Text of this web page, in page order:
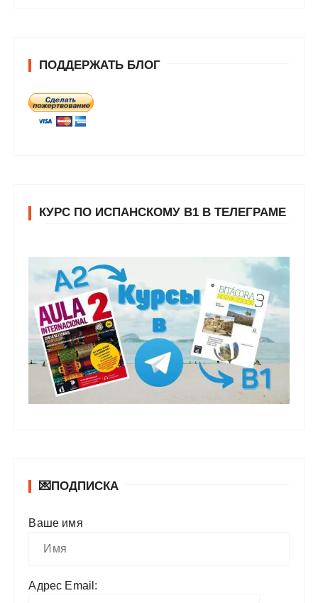
ПОДДЕРЖАТЬ БЛОГ
КУРС ПО ИСПАНСКОМУ В1 В ТЕЛЕГРАМЕ
💌ПОДПИСКА
Ваше имя
Адрес Email: